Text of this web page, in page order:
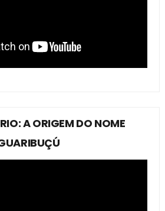
A ORIGEM DO NOME